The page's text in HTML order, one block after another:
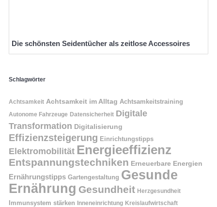
Die schönsten Seidentücher als zeitlose Accessoires
Schlagwörter
Achtsamkeit Achtsamkeit im Alltag Achtsamkeitstraining
Autonome Fahrzeuge Datensicherheit Digitale
Transformation Digitalisierung
Effizienzsteigerung Einrichtungstipps
Elektromobilität Energieeffizienz
Entspannungstechniken Erneuerbare Energien
Ernährungstipps Gartengestaltung Gesunde
Ernährung Gesundheit Herzgesundheit
Immunsystem stärken Inneneinrichtung Kreislaufwirtschaft